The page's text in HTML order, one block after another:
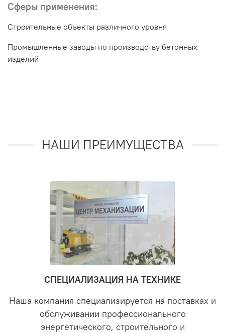
Сферы применения:
Строительные объекты различного уровня
Промышленные заводы по производству бетонных
изделий
НАШИ ПРЕИМУЩЕСТВА
СПЕЦИАЛИЗАЦИЯ НА ТЕХНИКЕ
Наша компания специализируется на поставках и
обслуживании профессионального
энергетического, строительного и